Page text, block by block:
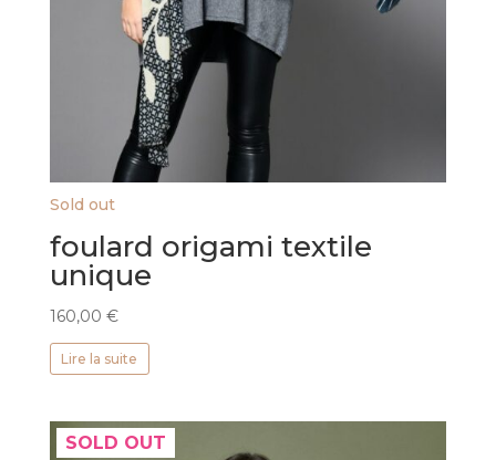
Sold out
foulard origami textile
unique
160,00 €
Lire la suite
SOLD OUT